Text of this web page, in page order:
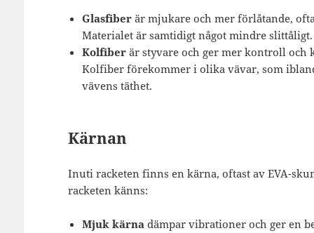
Glasfiberär mjukare och mer förlåtande,
Materialet är samtidigt något mindre slittåligt.
Kolfiberär styvare och ger mer kontroll och
Kolfiber förekommer i olika vävar, som
vävens täthet.
Kärnan
Inuti racketen finns en kärna, oftast av EVA-
racketen känns:
Mjuk kärnadämpar vibrationer och ger en